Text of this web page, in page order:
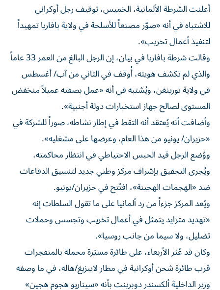
أعلنت الشرطة الألمانية، الخميس، توقيف رجل أوكراني
للاشتباه في أنه «صوّر مصنعاً للأسلحة في ولاية بافاريا تمهيداً
لتنفيذ أعمال تخريب».
وقالت شرطة بافاريا في بيان، إن الرجل البالغ من العمر 33 عاماً
والذي لم تكشف هويته، أُوقف في الثاني من آب/ أغسطس
في ولاية تورينغن، ويُشتبه في أنه «عمل بصفته عميلاً منخفض
المستوى لصالح جهاز استخبارات دولة أجنبية».
وأضافت أنه يُعتقد أنه التقط في إطار نشاطه، صوراً للشركة في
«حزيران/ يونيو من هذا العام، وعرضها على مشغليه».
ووُضع الرجل قيد الحبس الاحتياطي في انتظار محاكمته،
ويُجرى التحقيق بإشراف مركز وطني جديد لتنسيق الدفاعات
ضد «الهجمات الهجينة»، افتُتح في حزيران/يونيو.
ويُعد المركز جزءاً من رد ألمانيا على ما تقول السلطات إنه
«تهديد متزايد يتمثل في أعمال تخريب وتجسس وحملات
تضليل، ولا سيما من جانب روسيا».
وكان قد عُثر الأربعاء، على طائرة مسيّرة محملة بالمتفجرات
قرب طائرة شحن أوكرانية في مطار لايبزيغ/هاله، في ما وصفه
وزير الداخلية ألكسندر دوبرينت بأنه «سيناريو هجوم هجين»